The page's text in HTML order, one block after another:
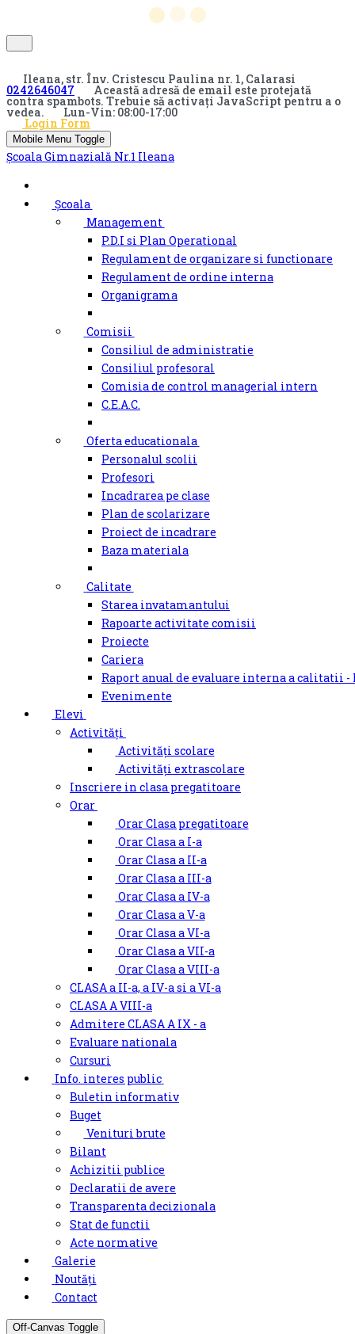
Ileana, str. Înv. Cristescu Paulina nr. 1, Calarasi
0242646047 Această adresă de email este protejată
contra spambots. Trebuie să activați JavaScript pentru a o
vedea. Lun-Vin: 08:00-17:00
Login Form
Mobile Menu Toggle
Școala Gimnazială Nr.1 Ileana
Școala
Management
P.D.I si Plan Operational
Regulament de organizare si functionare
Regulament de ordine interna
Organigrama
Comisii
Consiliul de administratie
Consiliul profesoral
Comisia de control managerial intern
C.E.A.C.
Oferta educationala
Personalul scolii
Profesori
Incadrarea pe clase
Plan de scolarizare
Proiect de incadrare
Baza materiala
Calitate
Starea invatamantului
Rapoarte activitate comisii
Proiecte
Cariera
Raport anual de evaluare interna a calitatii -
Evenimente
Elevi
Activități
Activități scolare
Activități extrascolare
Inscriere in clasa pregatitoare
Orar
Orar Clasa pregatitoare
Orar Clasa a I-a
Orar Clasa a II-a
Orar Clasa a III-a
Orar Clasa a IV-a
Orar Clasa a V-a
Orar Clasa a VI-a
Orar Clasa a VII-a
Orar Clasa a VIII-a
CLASA a II-a, a IV-a si a VI-a
CLASA A VIII-a
Admitere CLASA A IX - a
Evaluare nationala
Cursuri
Info. interes public
Buletin informativ
Buget
Venituri brute
Bilant
Achizitii publice
Declaratii de avere
Transparenta decizionala
Stat de functii
Acte normative
Galerie
Noutăți
Contact
Off-Canvas Toggle